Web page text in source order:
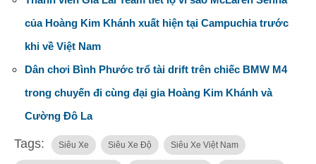
của Hoàng Kim Khánh xuất hiện tại Campuchia trước
khi về Việt Nam
Dân chơi Bình Phước trổ tài drift trên chiếc BMW M4
trong chuyến đi cùng đại gia Hoàng Kim Khánh và
Cường Đô La
Tags: Siêu Xe Siêu Xe Độ Siêu Xe Việt Nam